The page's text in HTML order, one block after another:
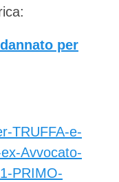
per
TRUFFA-e-
Avvocato-
PRIMO-